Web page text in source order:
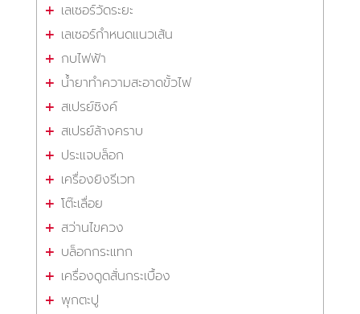
เลเซอร์วัดระยะ
เลเซอร์กำหนดแนวเส้น
กบไฟฟ้า
น้ำยาทำความสะอาดขั้วไฟ
สเปรย์ซิงค์
สเปรย์ล้างคราบ
ประแจบล็อก
เครื่องยิงรีเวท
โต๊ะเลื่อย
สว่านไขควง
บล็อกกระแทก
เครื่องดูดสั่นกระเบื้อง
พุกตะปู